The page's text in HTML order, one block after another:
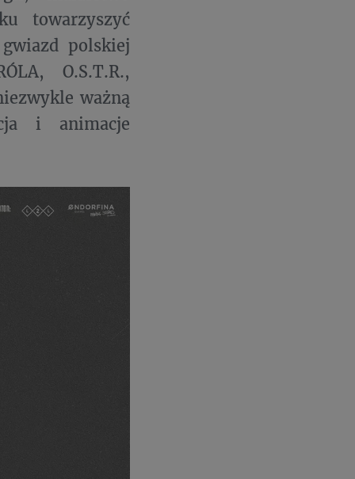
towarzyszyć
polskiej
O.S.T.R.,
ważną
i animacje